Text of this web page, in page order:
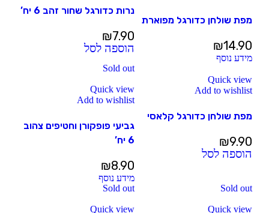
מפת שולחן כדורגל מפוארת
₪14.90
מידע נוסף
נרות כדורגל שחור זהב 6 יח’
₪7.90
הוספה לסל
Quick view
Add to wishlist
מפת שולחן כדורגל קלאסי
₪9.90
הוספה לסל
Sold out
Quick view
Add to wishlist
גביעי פופקורן וחטיפים צהוב
6 יח’
₪8.90
מידע נוסף
Sold out
Quick view
Sold out
Quick view